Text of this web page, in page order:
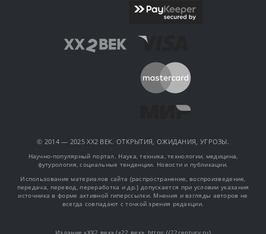
© 2014 — 2025 XX2 ВЕК. ОТКРЫТИЯ, ОЖИДАНИЯ, УГРОЗЫ.
Научно-популярный портал. Наука, техника, технологии, медицина,
футурология, социальные тенденции. Новости и публикации.
Использование материалов сайта (распространение, воспроизведение,
передача, перевод, переработка и др.) допускается при условии указания
источника в форме активной гиперссылки. Мнения и взгляды авторов не
всегда совпадают с точкой зрения редакции.
Издание «XX2 век» («22 век», https://22century.ru)